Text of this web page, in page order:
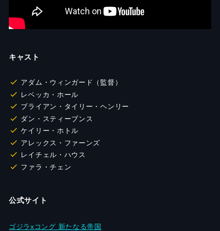
キャスト
アダム・ウィンガード（監督）
レベッカ・ホール
ブライアン・タイリー・ヘンリー
ダン・スティーブンス
ケイリー・ホトル
アレックス・ファーンズ
レイチェル・ハウス
ファラ・チェン
公式サイト
ゴジラxコング 新たなる帝国